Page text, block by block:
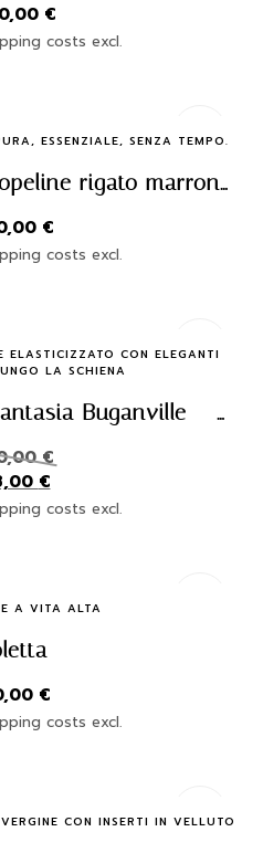
€
costs excl.
Buy
ESSENZIALE, SENZA TEMPO.
Camicia Avignon in popeline rigato marrone – Claudia Fasciana | Made in Italy
€
costs excl.
Buy
CON ELEGANTI
LA SCHIENA
MILLA Abito Tubino Fantasia Buganville – Eleganza Made in Italy
€
€
costs excl.
Buy
A VITA ALTA
€
costs excl.
Buy CON INSERTI IN VELLUTO